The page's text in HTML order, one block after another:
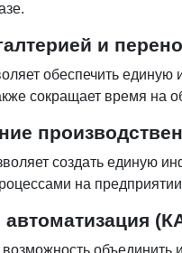
и
обеспечить
сокращает время на
создать единую
на
возможность